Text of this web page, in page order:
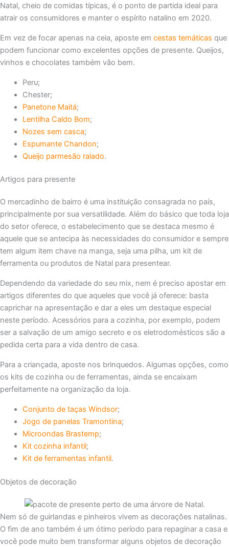
Natal, cheio de comidas típicas, é o ponto de partida ideal para
atrair os consumidores e manter o espírito natalino em 2020.
Em vez de focar apenas na ceia, aposte em cestas temáticas que
podem funcionar como excelentes opções de presente. Queijos,
vinhos e chocolates também vão bem.
Peru;
Chester;
Panetone Maitá;
Lentilha Caldo Bom;
Nozes sem casca;
Espumante Chandon;
Queijo parmesão ralado.
Artigos para presente
O mercadinho de bairro é uma instituição consagrada no país,
principalmente por sua versatilidade. Além do básico que toda loja
do setor oferece, o estabelecimento que se destaca mesmo é
aquele que se antecipa às necessidades do consumidor e sempre
tem algum item chave na manga, seja uma pilha, um kit de
ferramenta ou produtos de Natal para presentear.
Dependendo da variedade do seu mix, nem é preciso apostar em
artigos diferentes do que aqueles que você já oferece: basta
caprichar na apresentação e dar a eles um destaque especial
neste período. Acessórios para a cozinha, por exemplo, podem
ser a salvação de um amigo secreto e os eletrodomésticos são a
pedida certa para a vida dentro de casa.
Para a criançada, aposte nos brinquedos. Algumas opções, como
os kits de cozinha ou de ferramentas, ainda se encaixam
perfeitamente na organização da loja.
Conjunto de taças Windsor;
Jogo de panelas Tramontina;
Microondas Brastemp;
Kit cozinha infantil;
Kit de ferramentas infantil.
Objetos de decoração
Nem só de guirlandas e pinheiros vivem as decorações natalinas.
O fim de ano também é um ótimo período para repaginar a casa e
você pode muito bem transformar alguns objetos de decoração